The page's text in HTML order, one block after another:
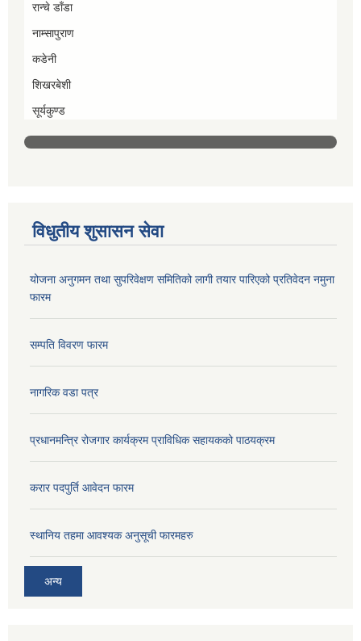
रान्चे डाँडा
नाम्सापुराण
कडेनी
शिखरबेशी
सूर्यकुण्ड
विधुतीय शुसासन सेवा
योजना अनुगमन तथा सुपरिवेक्षण समितिको लागी तयार पारिएको प्रतिवेदन नमुना
फारम
सम्पति विवरण फारम
नागरिक वडा पत्र
प्रधानमन्त्रि रोजगार कार्यक्रम प्राविधिक सहायकको पाठयक्रम
करार पदपुर्ति आवेदन फारम
स्थानिय तहमा आवश्यक अनुसूची फारमहरु
अन्य